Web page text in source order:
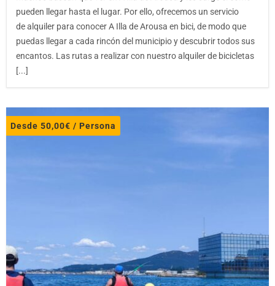
pueden llegar hasta el lugar. Por ello, ofrecemos un servicio
de alquiler para conocer A Illa de Arousa en bici, de modo que
puedas llegar a cada rincón del municipio y descubrir todos sus
encantos. Las rutas a realizar con nuestro alquiler de bicicletas
[...]
Desde 50,00€ / Persona